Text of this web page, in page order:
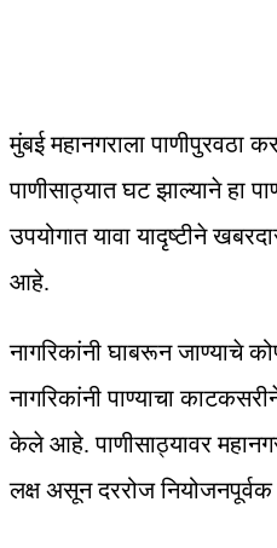
मुंबई महानगराला पाणीपुरवठा
पाणीसाठ्यात घट झाल्याने हा
उपयोगात यावा यादृष्टीने
आहे.
नागरिकांनी घाबरून जाण्याचे
नागरिकांनी पाण्याचा
केले आहे. पाणीसाठ्यावर
लक्ष असून दररोज